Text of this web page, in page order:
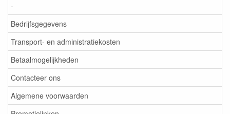
-
Bedrijfsgegevens
Transport- en administratiekosten
Betaalmogelijkheden
Contacteer ons
Algemene voorwaarden